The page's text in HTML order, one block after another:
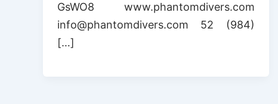
GsWO8 www.phantomdivers.com
info@phantomdivers.com 52 (984)
[…]